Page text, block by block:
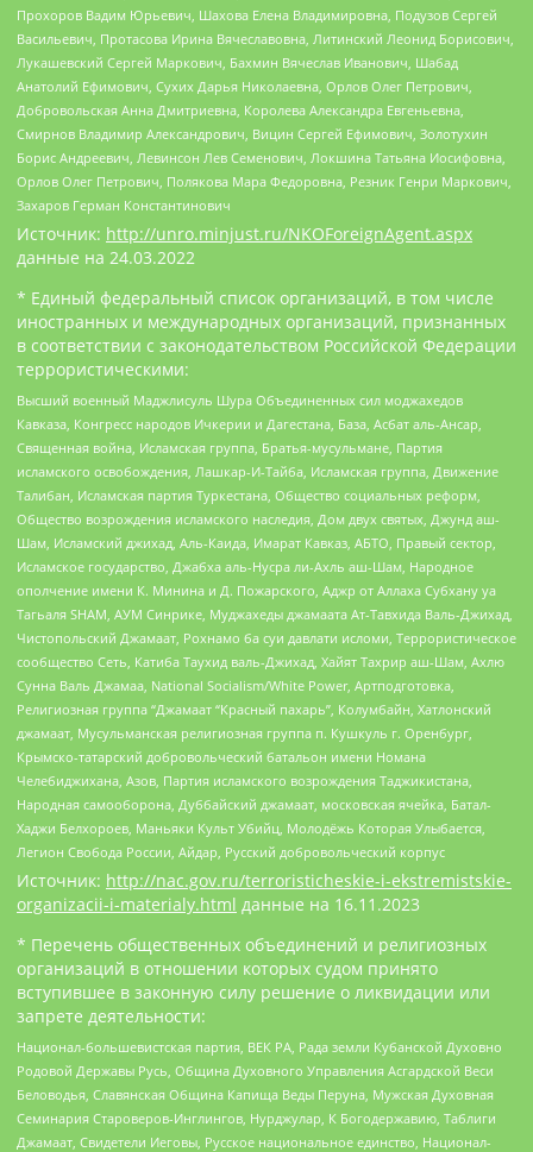
Прохоров Вадим Юрьевич, Шахова Елена Владимировна, Подузов Сергей
Васильевич, Протасова Ирина Вячеславовна, Литинский Леонид Борисович,
Лукашевский Сергей Маркович, Бахмин Вячеслав Иванович, Шабад
Анатолий Ефимович, Сухих Дарья Николаевна, Орлов Олег Петрович,
Добровольская Анна Дмитриевна, Королева Александра Евгеньевна,
Смирнов Владимир Александрович, Вицин Сергей Ефимович, Золотухин
Борис Андреевич, Левинсон Лев Семенович, Локшина Татьяна Иосифовна,
Орлов Олег Петрович, Полякова Мара Федоровна, Резник Генри Маркович,
Захаров Герман Константинович
Источник: http://unro.minjust.ru/NKOForeignAgent.aspx
данные на 24.03.2022
* Единый федеральный список организаций, в том числе
иностранных и международных организаций, признанных
в соответствии с законодательством Российской Федерации
террористическими:
Высший военный Маджлисуль Шура Объединенных сил моджахедов
Кавказа, Конгресс народов Ичкерии и Дагестана, База, Асбат аль-Ансар,
Священная война, Исламская группа, Братья-мусульмане, Партия
исламского освобождения, Лашкар-И-Тайба, Исламская группа, Движение
Талибан, Исламская партия Туркестана, Общество социальных реформ,
Общество возрождения исламского наследия, Дом двух святых, Джунд аш-
Шам, Исламский джихад, Аль-Каида, Имарат Кавказ, АБТО, Правый сектор,
Исламское государство, Джабха аль-Нусра ли-Ахль аш-Шам, Народное
ополчение имени К. Минина и Д. Пожарского, Аджр от Аллаха Субхану уа
Тагьаля SHAM, АУМ Синрике, Муджахеды джамаата Ат-Тавхида Валь-Джихад,
Чистопольский Джамаат, Рохнамо ба суи давлати исломи, Террористическое
сообщество Сеть, Катиба Таухид валь-Джихад, Хайят Тахрир аш-Шам, Ахлю
Сунна Валь Джамаа, National Socialism/White Power, Артподготовка,
Религиозная группа “Джамаат “Красный пахарь”, Колумбайн, Хатлонский
джамаат, Мусульманская религиозная группа п. Кушкуль г. Оренбург,
Крымско-татарский добровольческий батальон имени Номана
Челебиджихана, Азов, Партия исламского возрождения Таджикистана,
Народная самооборона, Дуббайский джамаат, московская ячейка, Батал-
Хаджи Белхороев, Маньяки Культ Убийц, Молодёжь Которая Улыбается,
Легион Свобода России, Айдар, Русский добровольческий корпус
Источник: http://nac.gov.ru/terroristicheskie-i-ekstremistskie-
organizacii-i-materialy.html данные на 16.11.2023
* Перечень общественных объединений и религиозных
организаций в отношении которых судом принято
вступившее в законную силу решение о ликвидации или
запрете деятельности:
Национал-большевистская партия, ВЕК РА, Рада земли Кубанской Духовно
Родовой Державы Русь, Община Духовного Управления Асгардской Веси
Беловодья, Славянская Община Капища Веды Перуна, Мужская Духовная
Семинария Староверов-Инглингов, Нурджулар, К Богодержавию, Таблиги
Джамаат, Свидетели Иеговы, Русское национальное единство, Национал-